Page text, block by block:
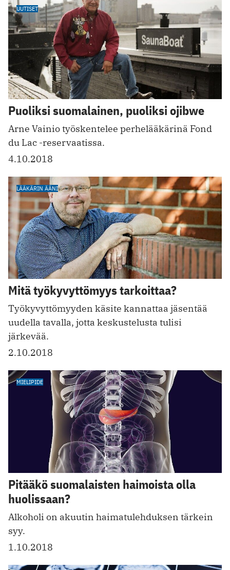
UUTISET
Puoliksi suomalainen, puoliksi ojibwe
Arne Vainio työskentelee perhelääkärinä Fond
du Lac -reservaatissa.
4.10.2018
LÄÄKÄRIN ÄÄNI
Mitä työkyvyttömyys tarkoittaa?
Työkyvyttömyyden käsite kannattaa jäsentää
uudella tavalla, jotta keskustelusta tulisi
järkevää.
2.10.2018
MIELIPIDE
Pitääkö suomalaisten haimoista olla
huolissaan?
Alkoholi on akuutin haimatulehduksen tärkein
syy.
1.10.2018